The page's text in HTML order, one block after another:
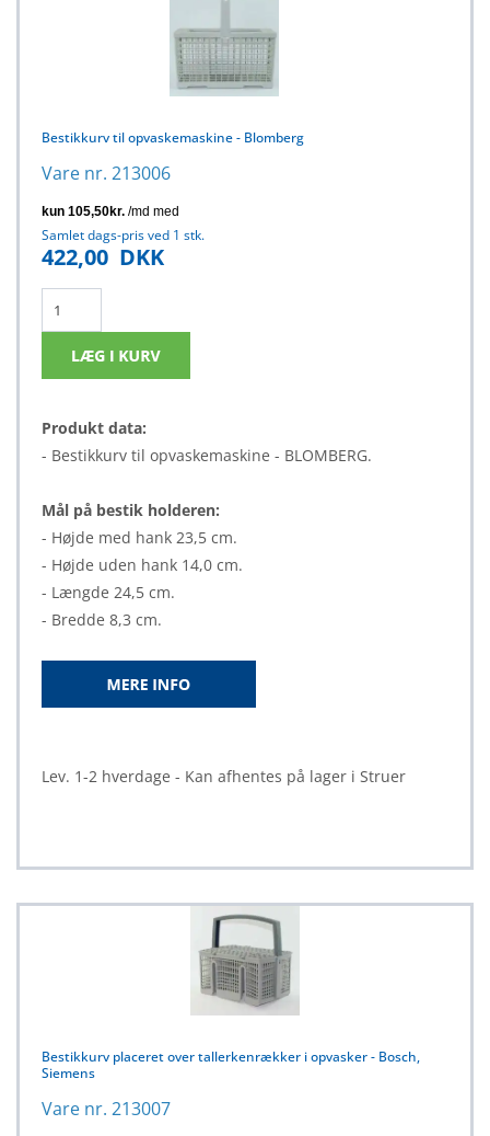
Bestikkurv til opvaskemaskine - Blomberg
Vare nr. 213006
Samlet dags-pris ved 1 stk.
422,00 DKK
Produkt data:
- Bestikkurv til opvaskemaskine - BLOMBERG.
Mål på bestik holderen:
- Højde med hank 23,5 cm.
- Højde uden hank 14,0 cm.
- Længde 24,5 cm.
- Bredde 8,3 cm.
Lev. 1-2 hverdage - Kan afhentes på lager i Struer
Bestikkurv placeret over tallerkenrækker i opvasker - Bosch,
Siemens
Vare nr. 213007